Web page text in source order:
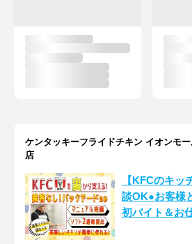
ケンタッキーフライドチキン イオンモ
店
【KFCのキッ
談OK●お客様
初バイト＆お